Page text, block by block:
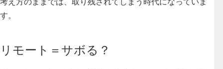
す。
リモート＝サボる？